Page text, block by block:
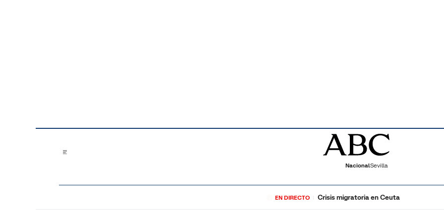
NacionalSevilla
EN DIRECTO Crisis migratoria en Ceuta